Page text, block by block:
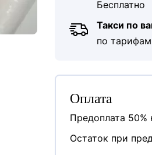
Бесплатно
Такси по
по
Оплата
Предоплата 50%
Остаток при